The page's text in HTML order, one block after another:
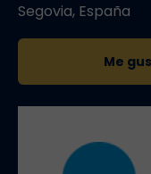
Segovia, España
Me